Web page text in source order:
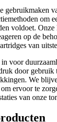
gebruikmaken
om
voldoet.
op de
van
voor
door gebruik
We
ervoor te
van onze